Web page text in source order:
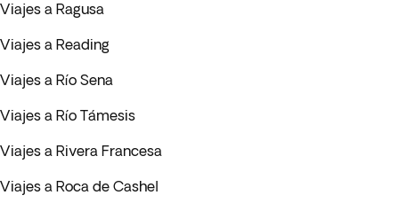
Viajes a Ragusa
Viajes a Reading
Viajes a Río Sena
Viajes a Río Támesis
Viajes a Rivera Francesa
Viajes a Roca de Cashel